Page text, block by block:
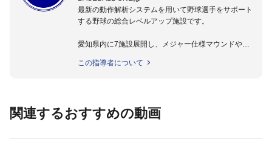
最新の動作解析システムを用いて野球選手をサポート
する野球の総合レベルアップ施設です。
愛知県内に7施設展開し、メジャー仕様マウンドやト
動作解析システムを用いて、小学生からプロ野球選手
この指導者について
関連するおすすめの動画